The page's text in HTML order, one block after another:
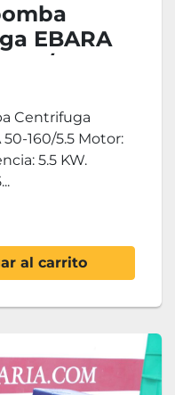
EBARA
5.5
Centrifuga
50-160/5.5 Motor:
5.5 KW.
al carrito